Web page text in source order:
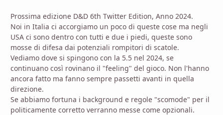
Prossima edizione D&D 6th Twitter Edition, Anno 2024.
Noi in Italia ci accorgiamo un poco di queste cose ma negli
USA ci sono dentro con tutti e due i piedi, queste sono
mosse di difesa dai potenziali rompitori di scatole.
Vediamo dove si spingono con la 5.5 nel 2024, se
continuano così rovinano il "feeling" del gioco. Non l'hanno
ancora fatto ma fanno sempre passetti avanti in quella
direzione.
Se abbiamo fortuna i background e regole "scomode" per il
politicamente corretto verranno messe come opzionali.